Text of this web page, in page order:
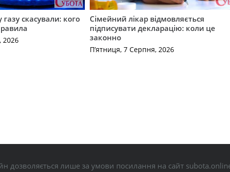
газу скасували: кого
2026
Сімейний лікар відмовляється
підписувати декларацію: коли це
законно
П’ятниця, 7 Серпня, 2026
дозволяється лише за умови посилання на сайт